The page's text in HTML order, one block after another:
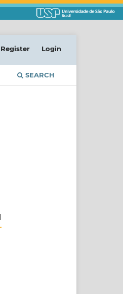
SEARCH
Register Login